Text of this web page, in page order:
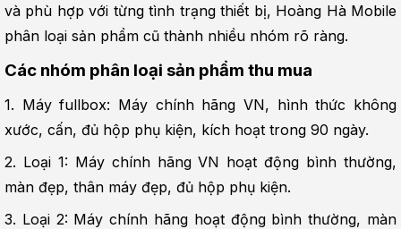
và phù hợp với từng tình trạng thiết bị, Hoàng Hà Mobile
phân loại sản phẩm cũ thành nhiều nhóm rõ ràng.
Các nhóm phân loại sản phẩm thu mua
1. Máy fullbox: Máy chính hãng VN, hình thức không
xước, cấn, đủ hộp phụ kiện, kích hoạt trong 90 ngày.
2. Loại 1: Máy chính hãng VN hoạt động bình thường,
màn đẹp, thân máy đẹp, đủ hộp phụ kiện.
3. Loại 2: Máy chính hãng hoạt động bình thường, màn